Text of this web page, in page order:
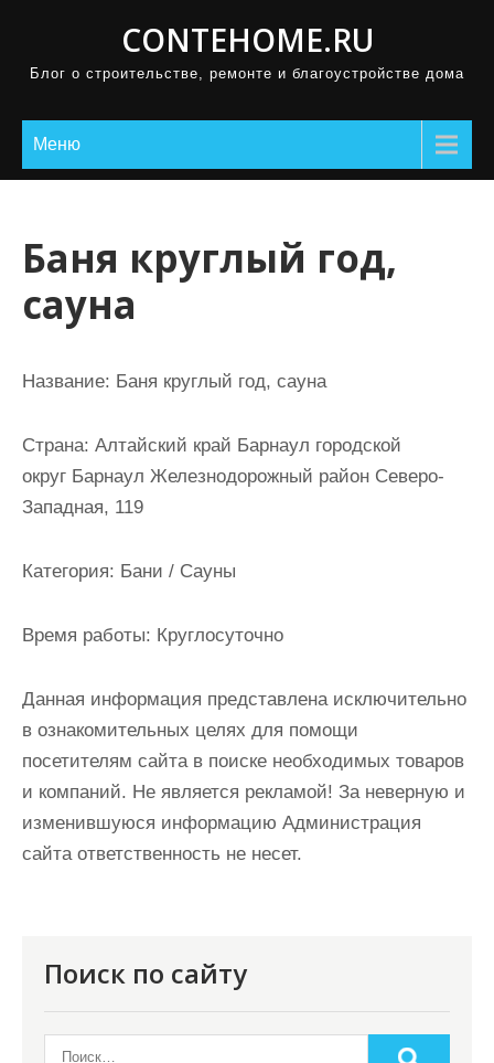
CONTEHOME.RU
Блог о строительстве, ремонте и благоустройстве дома
Меню
Баня круглый год,
сауна
Название: Баня круглый год, сауна
Страна: Алтайский край Барнаул городской
округ Барнаул Железнодорожный район Северо-
Западная, 119
Категория: Бани / Сауны
Время работы: Круглосуточно
Данная информация представлена исключительно
в ознакомительных целях для помощи
посетителям сайта в поиске необходимых товаров
и компаний. Не является рекламой! За неверную и
изменившуюся информацию Администрация
сайта ответственность не несет.
Поиск по сайту